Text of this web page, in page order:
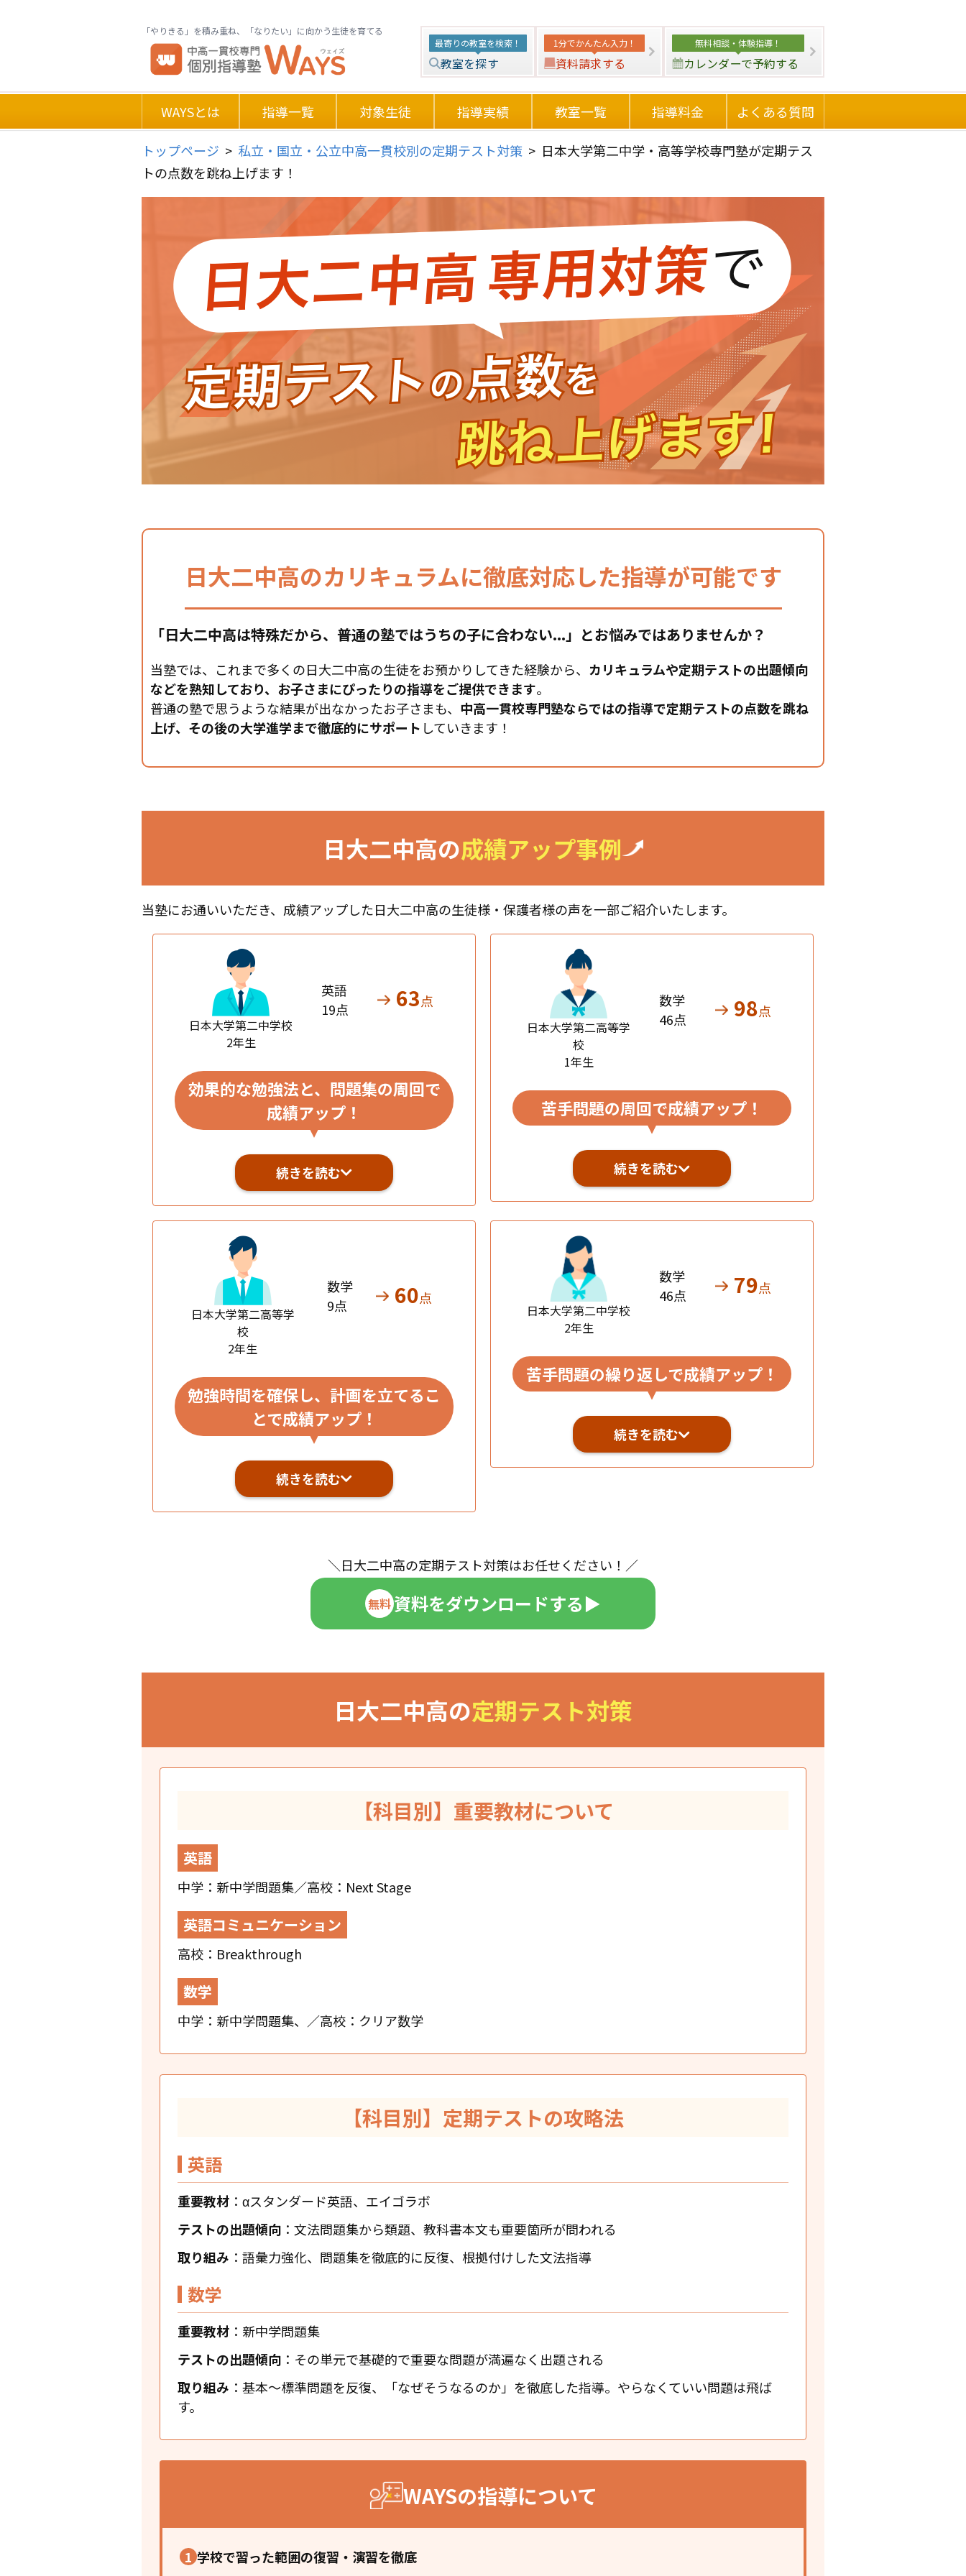
「やりきる」を積み重ね、「なりたい」に向かう生徒を育てる
最寄りの教室を検索！
教室を探す
1分でかんたん入力！
資料請求する
無料相談・ 体験指導！
カレンダーで予約する
WAYSとは 指導一覧 対象生徒 指導実績 教室一覧 指導料金 よくある質問
トップページ > 私立・国立・公立中高一貫校別の定期テスト対策 > 日本大学第二中学・高等学校専門塾が定期テス
トの点数を跳ね上げます！
日大二中高のカリキュラムに徹底対応した指導が可能です
「日大二中高は特殊だから、普通の塾ではうちの子に合わない...」とお悩みではありませんか？
当塾では、これまで多くの日大二中高の生徒をお預かりしてきた経験から、 カリキュラムや定期テストの出題傾向
などを熟知しており、お子さまにぴったりの指導をご提供できます。
普通の塾で思うような結果が出なかったお子さまも、 中高一貫校専門塾ならではの指導で定期テストの点数を跳ね
上げ、その後の大学進学まで徹底的にサポート していきます！
日大二中高の成績アップ事例
当塾にお通いいただき、成績アップした日大二中高の生徒様・保護者様の声を一部ご紹介いたします。
日本大学第二中学校
2年生
英語
19点
63点
効果的な勉強法と、問題集の周回で
成績アップ！
続きを読む
日本大学第二高等学
校
1年生
数学
46点
98点
苦手問題の周回で成績アップ！
続きを読む
日本大学第二高等学
校
2年生
数学
9点
60点
勉強時間を確保し、計画を立てるこ
とで成績アップ！
続きを読む
日本大学第二中学校
2年生
数学
46点
79点
苦手問題の繰り返しで成績アップ！
続きを読む
＼日大二中高の定期テスト対策はお任せください！／
無料 資料をダウンロードする▶︎
日大二中高の定期テスト対策
【科目別】重要教材について
英語
中学：新中学問題集／高校：Next Stage
英語コミュニケーション
高校：Breakthrough
数学
中学：新中学問題集、／高校：クリア数学
【科目別】定期テストの攻略法
英語
重要教材 ：αスタンダード英語、エイゴラボ
テストの出題傾向 ：文法問題集から類題、教科書本文も重要箇所が問われる
取り組み ：語彙力強化、問題集を徹底的に反復、根拠付けした文法指導
数学
重要教材 ：新中学問題集
テストの出題傾向 ：その単元で基礎的で重要な問題が満遍なく出題される
取り組み ：基本～標準問題を反復、「なぜそうなるのか」を徹底した指導。やらなくていい問題は飛ば
す。
WAYSの指導について
1 学校で習った範囲の復習・演習を徹底